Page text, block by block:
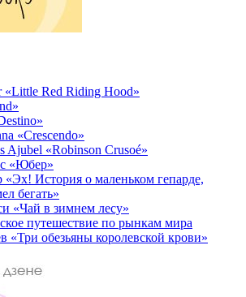
«Little Red Riding Hood»
«Crescendo»
Ajubel «Robinson Crusoé»
«Юбер»
«Эх! История о маленьком гепарде,
бегать»
«Чай в зимнем лесу»
путешествие по рынкам мира
«Три обезьяны королевской крови»